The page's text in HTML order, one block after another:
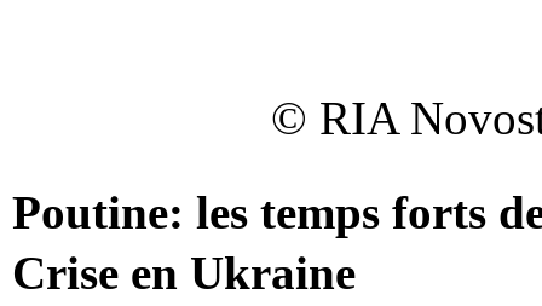
© RIA
Poutine: les temps forts
Crise en Ukraine